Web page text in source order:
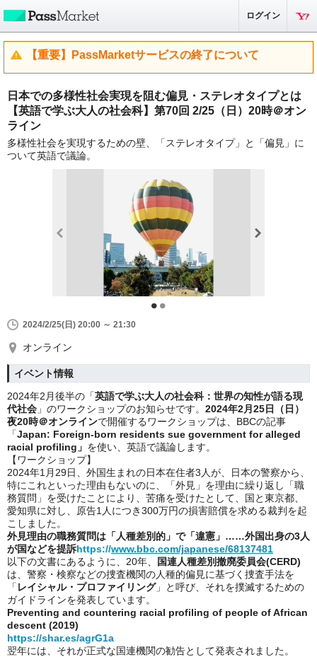
ログイン
【重要】PassMarketサービスの終了について
日本での多様性社会実現を阻む偏見・ステレオタイプとは
【英語で学ぶ大人の社会科】第70回 2/25（日）20時＠オン
ライン
多様性社会を実現するための壁、「ステレオタイプ」と「偏見」に
ついて英語で議論。
2024/2/25(日) 20:00 ～ 21:30
オンライン
イベント情報
2024年2月後半の「英語で学ぶ大人の社会科：世界の知性が語る現
代社会 」のワークショップのお知らせです。 2024年2月25日（日）
夜20時＠オンラインで開催するワークショップは、BBCの記事
「Japan: Foreign-born residents sue government for alleged
racial profiling」 を使い、英語で議論します。
【ワークショップ】
2024年1月29日、外国生まれの日本在住者3人が、日本の警察から、
特にこれといった理由もないのに、「外見」を理由に繰り返し「職
務質問」を受けたことにより、苦痛を受けたとして、国と東京都、
愛知県に対し、原告1人につき300万円の損害賠償を求める裁判を起
こしました。
外見理由の職務質問は「人種差別的」で「違憲」……外国出身の3人
が国などを提訴https://www.bbc.com/japanese/68137481
以下の文書にあるように、20年、
国連人種差別撤廃委員会(CERD)
は、警察・検察などの捜査機関の人種的偏見に基づく捜査手法を
「 レイシャル・プロファイリング」と呼び、それを撲滅するための
ガイドラインを発表しています。
Preventing and countering racial profiling of people of African
descent (2019)
https://shar.es/agrG1a
翌年には、それが正式な国連機関の勧告として発表されました。